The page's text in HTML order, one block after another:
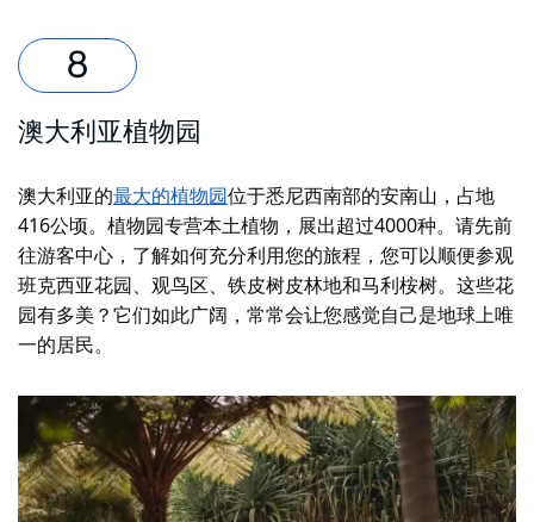
澳大利亚植物园
澳大利亚的最大的植物园位于悉尼西南部的安南山，占地
416公顷。植物园专营本土植物，展出超过4000种。请先前
往游客中心，了解如何充分利用您的旅程，您可以顺便参观
班克西亚花园、观鸟区、铁皮树皮林地和马利桉树。这些花
园有多美？它们如此广阔，常常会让您感觉自己是地球上唯
一的居民。